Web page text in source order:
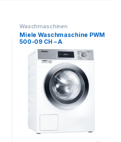
Waschmaschinen
Miele Waschmaschine PWM
500-09 CH – A